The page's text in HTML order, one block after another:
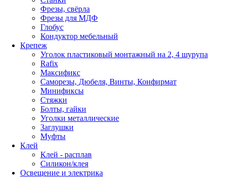
Фрезы, свёрла
Фрезы для МДФ
Глобус
Кондуктор мебельный
Крепеж
Уголок пластиковый монтажный на 2, 4 шурупа
Rafix
Максификс
Саморезы, Дюбеля, Винты, Конфирмат
Минификсы
Стяжки
Болты, гайки
Уголки металлические
Заглушки
Муфты
Клей
Клей - расплав
Силикон/клея
Освещение и электрика